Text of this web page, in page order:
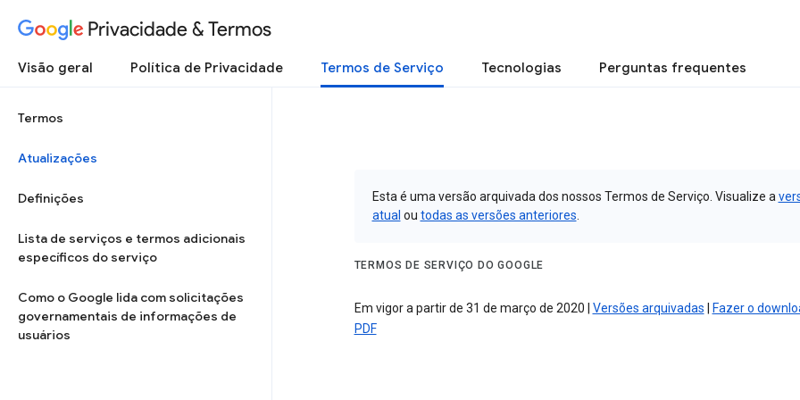
Privacidade & Termos
Visão geral Política de Privacidade Termos de Serviço Tecnologias Perguntas frequentes
Termos
Atualizações
Definições
Lista de serviços e termos adicionais
específicos do serviço
Como o Google lida com solicitações
governamentais de informações de
usuários
Esta é uma versão arquivada dos nossos Termos de Serviço. Visualize a
atual ou todas as versões anteriores
TERMOS DE SERVIÇO DO GOOGLE
Em vigor a partir de 31 de março de 2020 | Versões arquivadas
Fazer o
PDF